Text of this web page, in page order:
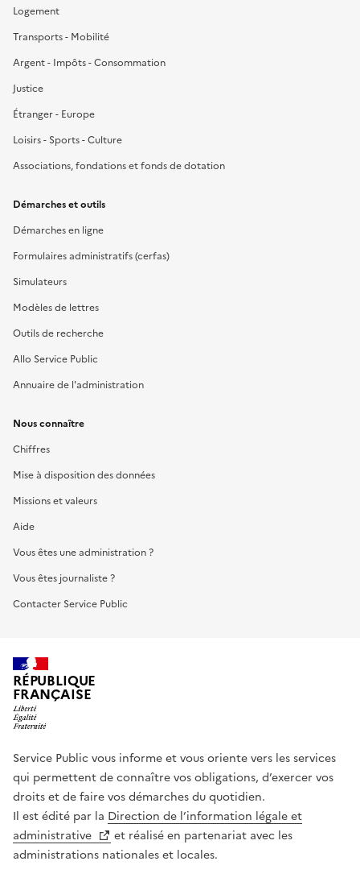
Logement
Transports - Mobilité
Argent - Impôts - Consommation
Justice
Étranger - Europe
Loisirs - Sports - Culture
Associations, fondations et fonds de dotation
Démarches et outils
Démarches en ligne
Formulaires administratifs (cerfas)
Simulateurs
Modèles de lettres
Outils de recherche
Allo Service Public
Annuaire de l'administration
Nous connaître
Chiffres
Mise à disposition des données
Missions et valeurs
Aide
Vous êtes une administration ?
Vous êtes journaliste ?
Contacter Service Public
RÉPUBLIQUE
FRANÇAISE
Service Public vous informe et vous oriente vers les services
qui permettent de connaître vos obligations, d’exercer vos
droits et de faire vos démarches du quotidien.
Il est édité par la Direction de l’information légale et
administrative
et réalisé en partenariat avec les
administrations nationales et locales.